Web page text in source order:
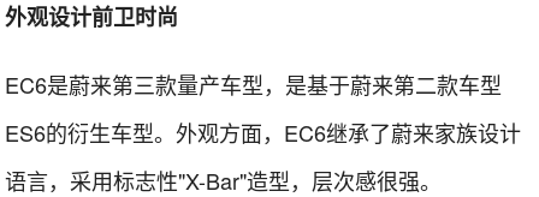
外观设计前卫时尚
EC6是蔚来第三款量产车型，是基于蔚来第二款车型
ES6的衍生车型。外观方面，EC6继承了蔚来家族设计
语言，采用标志性"X-Bar"造型，层次感很强。